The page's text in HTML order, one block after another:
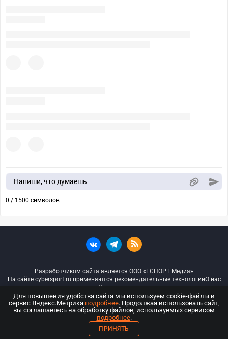
Напиши, что думаешь
0 / 1500 символов
Разработчиком сайта является ООО «ЕСПОРТ Медиа»
На сайте cybersport.ru применяются рекомендательные технологииО нас
Документы
© ООО «Киберспорт.ру» — Все права защищены
18+
Для повышения удобства сайта мы используем cookie-файлы и
сервис Яндекс.Метрика подробнее. Продолжая использовать сайт,
вы соглашаетесь на обработку файлов, используемых сервисом
подробнее.
ПРИНЯТЬ